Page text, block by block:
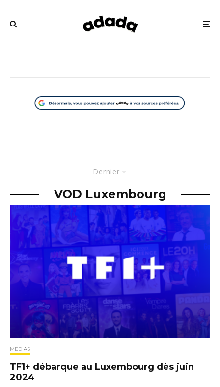
Dernier
VOD Luxembourg
MÉDIAS
TF1+ débarque au Luxembourg dès juin
2024